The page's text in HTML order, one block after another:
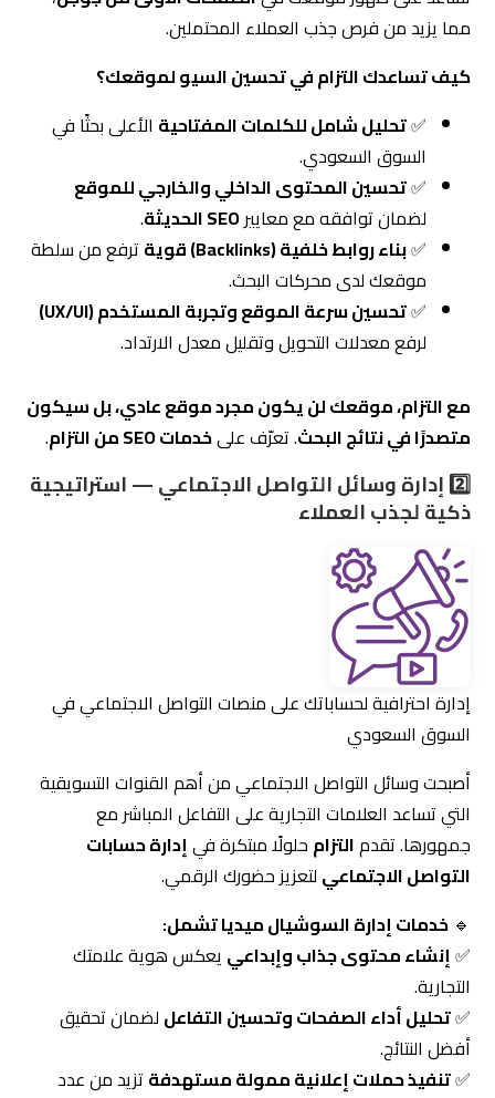
✅ تحليل شامل للكلمات المفتاحية
✅تحسين المحتوى الداخلي والخارجي للموقع
لضمان توافقه مع معايير SEO الحديثة
.
✅
بناء روابط خلفية (Backlinks) قوية
ترفع من سلطة
موقعك لدى محركات البحث.
✅ تحسين سرعة الموقع وتجربة المستخدم (UX/UI)
لرفع معدلات التحويل وتقليل معدل الارتداد.
مع التزام، موقعك لن يكون مجرد موقع عادي، بل سيكون
متصدرًا في نتائج البحث. تعرّف علىخدمات SEO من التزام
ذكية لجذب العملاء
إدارة احترافية لحساباتك على منصات التواصل الاجتماعي في
السوق السعودي
أصبحت وسائل التواصل الاجتماعي من أهم القنوات التسويقية
التي تساعد العلامات التجارية على التفاعل المباشر مع
جمهورها. تقدمالتزام
التواصل الاجتماعي لتعزيز حضورك الرقمي.
🔹خدمات إدارة السوشيال ميديا تشمل:
✅إنشاء محتوى جذاب وإبداعييعكس هوية علامتك
التجارية.
✅ تحليل أداء الصفحات وتحسين التفاعل
أفضل النتائج.
✅ تنفيذ حملات إعلانية ممولة مستهدفةتزيد من عدد
المتابعين والعملاء المحتملين.
✅ إعداد جداول نشر محتوى دورية
تضمن التواصل المستمر
مع الجمهور.